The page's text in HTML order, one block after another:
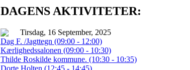
DAGENS AKTIVITETER:
Tirsdag, 16 September, 2025
Dag F. /Jagttegn (09:00 - 12:00)
Kærlighedssalonen (09:00 - 10:30)
Thilde Roskilde kommune. (10:30 - 10:35)
Dorte Holten (12:45 - 14:45)